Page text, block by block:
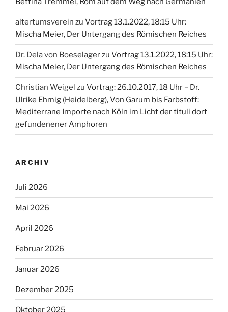
altertumsverein zu Vortrag 13.1.2022, 18:15 Uhr:
Mischa Meier, Der Untergang des Römischen Reiches
Dr. Dela von Boeselagerzu Vortrag 13.1.2022, 18:15 Uhr:
Mischa Meier, Der Untergang des Römischen Reiches
Christian Weigel zu Vortrag: 26.10.2017, 18 Uhr – Dr.
Ulrike Ehmig (Heidelberg), Von Garum bis Farbstoff:
Mediterrane Importe nach Köln im Licht der tituli dort
gefundenener Amphoren
ARCHIV
Juli 2026
Mai 2026
April 2026
Februar 2026
Januar 2026
Dezember 2025
Oktober 2025